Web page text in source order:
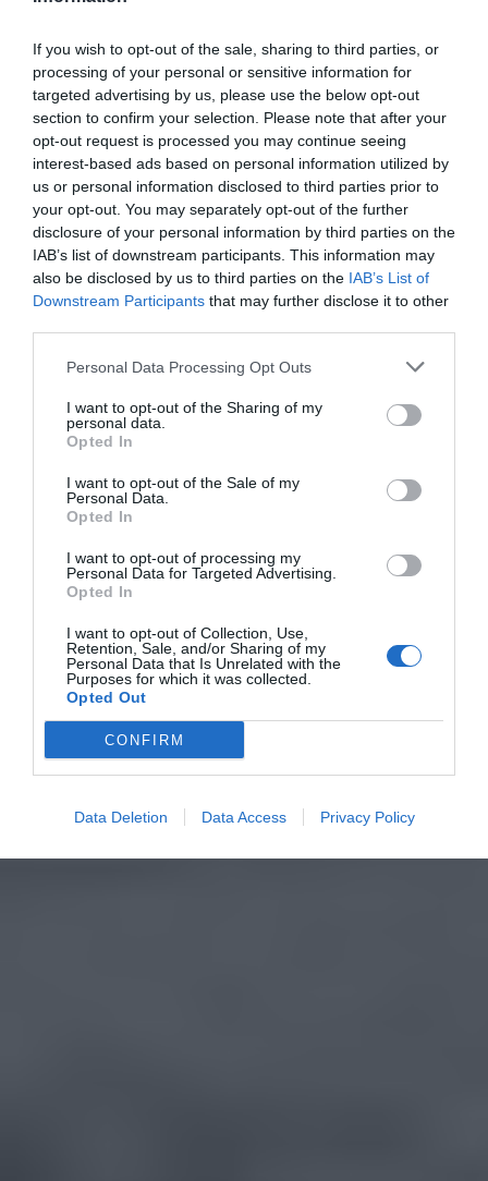
If you wish to opt-out of the sale, sharing to third parties, or
processing of your personal or sensitive information for
targeted advertising by us, please use the below opt-out
section to confirm your selection. Please note that after your
opt-out request is processed you may continue seeing
interest-based ads based on personal information utilized by
us or personal information disclosed to third parties prior to
your opt-out. You may separately opt-out of the further
disclosure of your personal information by third parties on the
IAB’s list of downstream participants. This information may
also be disclosed by us to third parties on the IAB’s List of
Downstream Participants that may further disclose it to other
Personal Data Processing Opt Outs
I want to opt-out of the Sharing of my
personal data.
Opted In
I want to opt-out of the Sale of my
Personal Data.
Opted In
I want to opt-out of processing my
Personal Data for Targeted Advertising.
Opted In
I want to opt-out of Collection, Use,
Retention, Sale, and/or Sharing of my
Personal Data that Is Unrelated with the
Purposes for which it was collected.
Opted Out
CONFIRM
Data Deletion Data Access Privacy Policy